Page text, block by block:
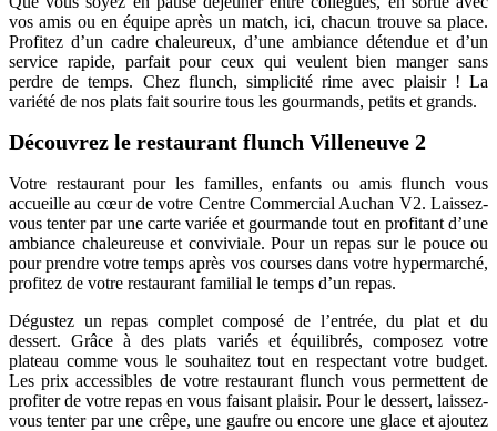
vos amis ou en équipe après un match, ici, chacun trouve sa place.
Profitez d’un cadre chaleureux, d’une ambiance détendue et d’un
service rapide, parfait pour ceux qui veulent bien manger sans
perdre de temps. Chez flunch, simplicité rime avec plaisir ! La
variété de nos plats fait sourire tous les gourmands, petits et grands.
Découvrez le restaurant flunch Villeneuve 2
Votre restaurant pour les familles, enfants ou amis flunch vous
accueille au cœur de votre Centre Commercial Auchan V2. Laissez-
vous tenter par une carte variée et gourmande tout en profitant d’une
ambiance chaleureuse et conviviale. Pour un repas sur le pouce ou
pour prendre votre temps après vos courses dans votre hypermarché,
profitez de votre restaurant familial le temps d’un repas.
Dégustez un repas complet composé de l’entrée, du plat et du
dessert. Grâce à des plats variés et équilibrés, composez votre
plateau comme vous le souhaitez tout en respectant votre budget.
Les prix accessibles de votre restaurant flunch vous permettent de
profiter de votre repas en vous faisant plaisir. Pour le dessert, laissez-
vous tenter par une crêpe, une gaufre ou encore une glace et ajoutez